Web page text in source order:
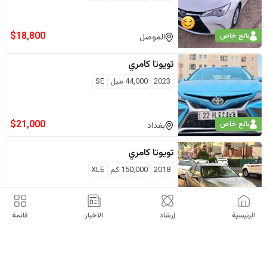
الرئيسية إرشاد الاخبار قائمة
بائع خاص الموصل $18,800
بائع خاص
تويوتا كامري
2023
44,000 ميل SE
بغداد $21,000
بائع خاص
تويوتا كامري
2018
150,000 كم XLE
اربيل $17,000